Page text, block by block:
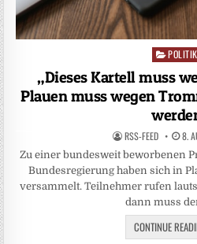
Posted
POLITIK
„Dieses Kartell muss
Plauen muss wegen
RSS-FEED 8.
Zu einer bundesweit beworbenen
Bundesregierung haben sich in
versammelt. Teilnehmer rufen
dann muss
CONTINUE